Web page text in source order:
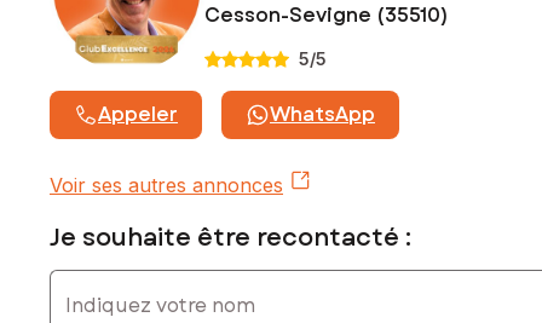
Cesson-Sevigne (35510)
5/5
Appeler WhatsApp
Voir ses autres annonces
Je souhaite être recontacté :
Indiquez votre nom